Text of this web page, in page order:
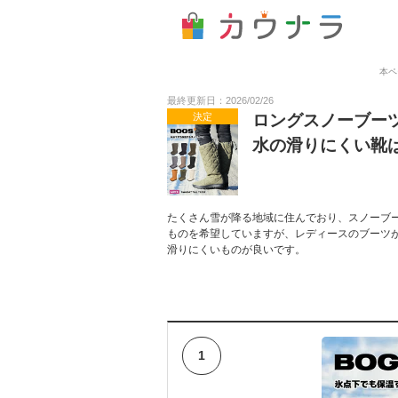
本
最終更新日：2026/02/26
決定
ロングスノーブー
水の滑りにくい靴
たくさん雪が降る地域に住んでおり、スノー
ものを希望していますが、レディースのブー
滑りにくいものが良いです。
1